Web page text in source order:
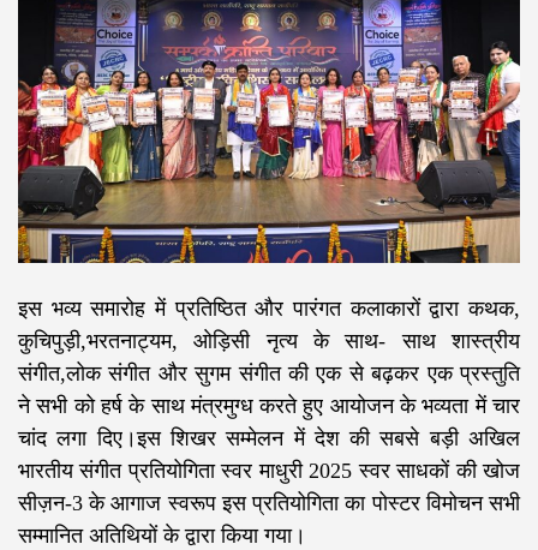
इस भव्य समारोह में प्रतिष्ठित और पारंगत कलाकारों द्वारा कथक,
कुचिपुड़ी,भरतनाट्यम, ओड़िसी नृत्य के साथ- साथ शास्त्रीय
संगीत,लोक संगीत और सुगम संगीत की एक से बढ़कर एक प्रस्तुति
ने सभी को हर्ष के साथ मंत्रमुग्ध करते हुए आयोजन के भव्यता में चार
चांद लगा दिए।इस शिखर सम्मेलन में देश की सबसे बड़ी अखिल
भारतीय संगीत प्रतियोगिता स्वर माधुरी 2025 स्वर साधकों की खोज
सीज़न-3 के आगाज स्वरूप इस प्रतियोगिता का पोस्टर विमोचन सभी
सम्मानित अतिथियों के द्वारा किया गया।